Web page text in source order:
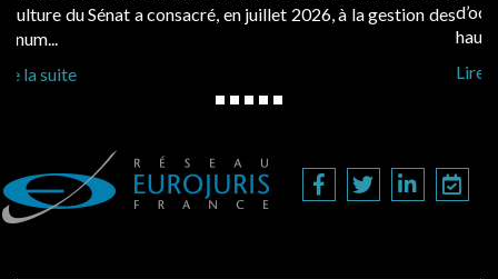
d’occupation. Saisies par des occupants contestant de fortes
hausses, les juridictions administratives ont clarifié les règ...
Lire la suite